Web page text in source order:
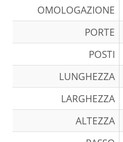
OMOLOGAZIONE
PORTE
POSTI
LUNGHEZZA
LARGHEZZA
ALTEZZA